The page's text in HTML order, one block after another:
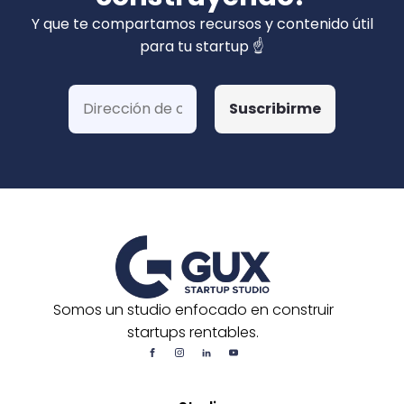
privados). Hemos ganado más de 15 fondos
de Corfo y 3 Startups Chile, además de otras
postulaciones o convocatorias.
Y que te compartamos recursos y contenido útil
para tu startup ☝️
Somos un studio enfocado en construir
startups rentables.